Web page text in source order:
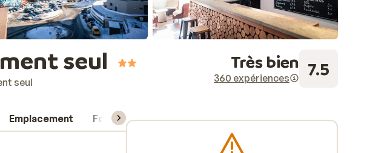
seul
seul
Très bien
360 expériences 7.5
Emplacement Forfait, cours et matériel de ski